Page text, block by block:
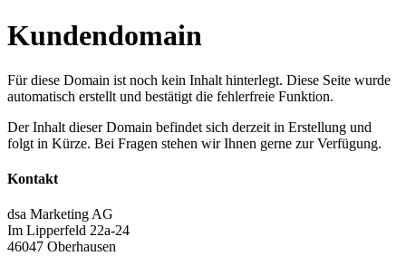
Kundendomain
Für diese Domain ist noch kein Inhalt hinterlegt. Diese Seite wurde
automatisch erstellt und bestätigt die fehlerfreie Funktion.
Der Inhalt dieser Domain befindet sich derzeit in Erstellung und
folgt in Kürze. Bei Fragen stehen wir Ihnen gerne zur Verfügung.
Kontakt
dsa Marketing AG
Im Lipperfeld 22a-24
46047 Oberhausen